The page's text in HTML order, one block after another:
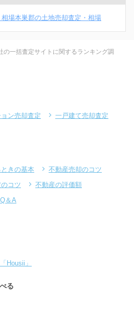
相場本巣郡の土地売却査定・相場
一括査定サイトに関するランキング調
ン売却査定
一戸建て売却査定
きの基本
不動産売却のコツ
コツ
不動産の評価額
＆A
Housii」
る